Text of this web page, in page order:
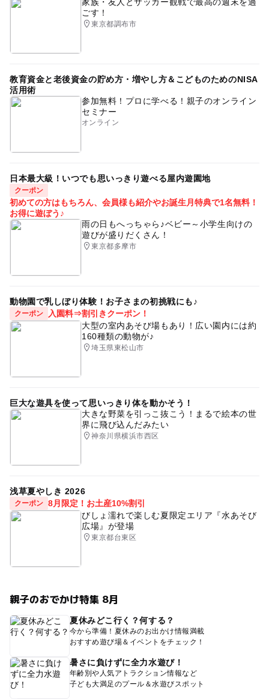
ごす！
東京都調布市
教育資金と老後資金の貯め方・増やし方＆こどものためのNISA
活用術
参加無料！プロに学べる！親子のオンライン
セミナー
オンライン
日本最大級！いつでも思いっきり遊べる屋内遊園地
クーポン
初めての方はもちろん、会員様も紹介やお誕生月特典で1名無料！
お得に遊ぼう♪
雨の日もへっちゃら♪ベビー～小学生向けの
遊びが盛りだくさん！
東京都多摩市
動物園で乳しぼり体験！お子さまの初挑戦にも♪
クーポン
入園料⇒割引きクーポン！
大型の室内あそび場もあり！広い園内には約
160種類の動物が♪
埼玉県東松山市
巨大な遊具を使って思いっきり体を動かそう！
大きな野菜を引っこ抜こう！まるで絵本の世
界に飛び込んだみたい
神奈川県横浜市西区
浅草夏やしき 2026
クーポン 8月限定！お土産10%割引
びしょ濡れで楽しむ夏限定エリア『水あそび
広場』が登場
東京都台東区
親子のおでかけ特集 8月
夏休みどこ行く？何する？
今から準備！夏休みのお出かけ情報満載
おすすめ遊び場＆イベントをチェック！
暑さに負けずに全力水遊び！
年齢別や人気アトラクション情報など
子ども大満足のプール＆水遊びスポット